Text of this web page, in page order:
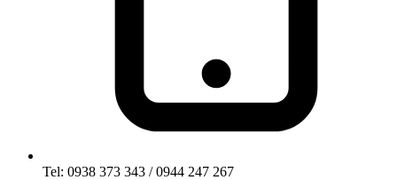
Tel: 0938 373 343 / 0944 247 267